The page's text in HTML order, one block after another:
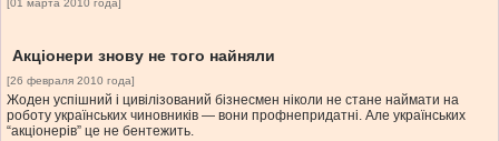
[01 марта 2010 года]
Акціонери знову не того найняли
[26 февраля 2010 года]
Жоден успішний і цивілізований бізнесмен ніколи не стане наймати на
роботу українських чиновників — вони профнепридатні. Але українських
“акціонерів” це не бентежить.